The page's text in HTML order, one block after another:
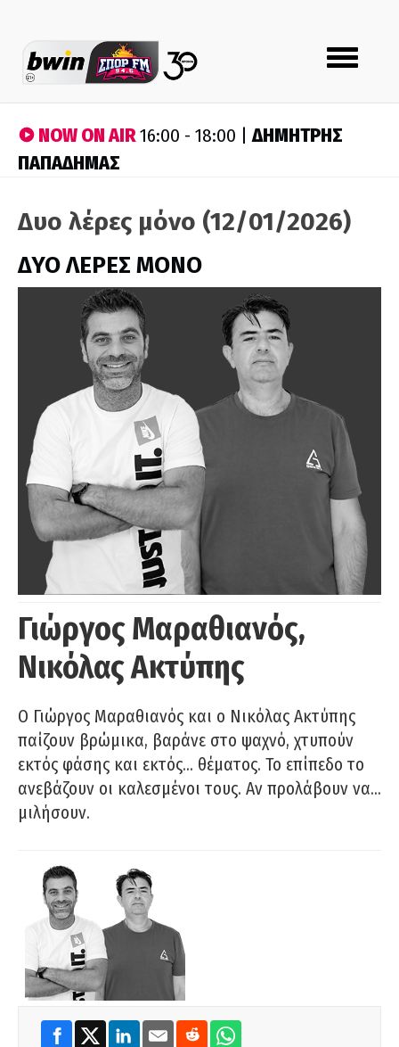
Toggle
navigation
NOW ON AIR16:00 - 18:00 |ΔΗΜΗΤΡΗΣ
ΠΑΠΑΔΗΜΑΣ
Δυο λέρες μόνο (12/01/2026)
ΔΥΟ ΛΕΡΕΣ ΜΟΝΟ
Γιώργος Μαραθιανός,
Νικόλας Ακτύπης
Ο Γιώργος Μαραθιανός και ο Νικόλας Ακτύπης
παίζουν βρώμικα, βαράνε στο ψαχνό, χτυπούν
εκτός φάσης και εκτός… θέματος. Το επίπεδο το
ανεβάζουν οι καλεσμένοι τους. Αν προλάβουν να…
μιλήσουν.